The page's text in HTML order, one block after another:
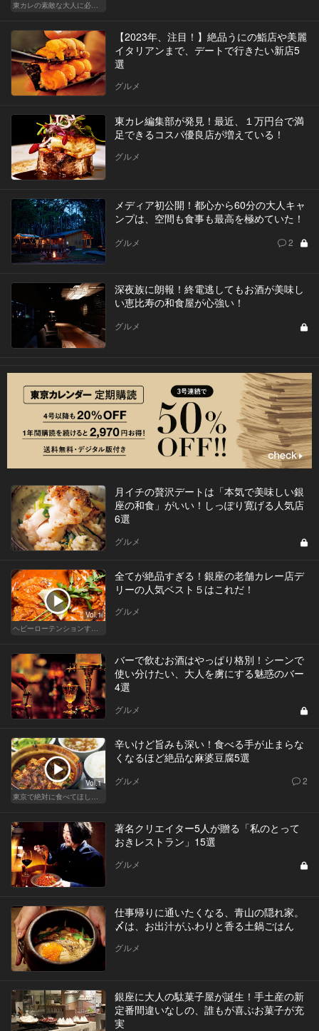
東カレの素敵な大人に必要なこと
【2023年、注目！】絶品うにの鮨店や美麗
イタリアンまで、デートで行きたい新店5
選
グルメ
東カレ編集部が発見！最近、１万円台で満
足できるコスパ優良店が増えている！
グルメ
メディア初公開！都心から60分の大人キャ
ンプは、空間も食事も最高を極めていた！
グルメ 2
深夜族に朗報！終電逃してもお酒が美味し
い恵比寿の和食屋が心強い！
グルメ
月イチの贅沢デートは「本気で美味しい銀
座の和食」がいい！しっぽり寛げる人気店
6選
グルメ
Vol.1
ヘビーローテンションするカレー
全てが絶品すぎる！銀座の老舗カレー店デ
リーの人気ベスト５はこれだ！
グルメ
バーで飲むお酒はやっぱり格別！シーンで
使い分けたい、大人を虜にする魅惑のバー
4選
グルメ
Vol.1
東京で絶対に食べてほしい麻婆豆腐！痺れる辛さがクセになる
辛いけど旨みも深い！食べる手が止まらな
くなるほど絶品な麻婆豆腐5選
グルメ 2
著名クリエイター5人が贈る「私のとって
おきレストラン」15選
グルメ
仕事帰りに通いたくなる、青山の隠れ家。
〆は、お出汁がふわりと香る土鍋ごはん
グルメ
銀座に大人の駄菓子屋が誕生！手土産の新
定番間違いなしの、誰もが喜ぶお菓子が充
実